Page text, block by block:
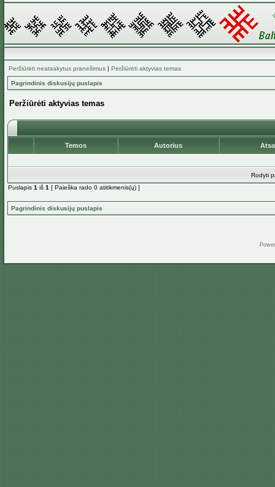
Peržiūrėti neatsakytus pranešimus | Peržiūrėti aktyvias temas
Pagrindinis diskusijų puslapis
Peržiūrėti aktyvias temas
Temos Autorius
Rodyti
Puslapis 1 iš 1 [ Paieška rado 0 atitikmenis(ų) ]
Pagrindinis diskusijų puslapis